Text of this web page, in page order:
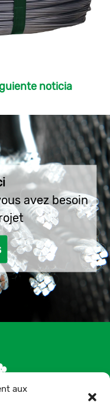
aux
noticia
avez besoin